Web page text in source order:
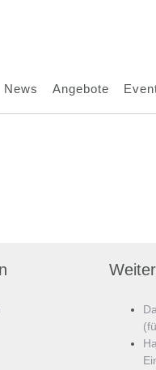
News Angebote